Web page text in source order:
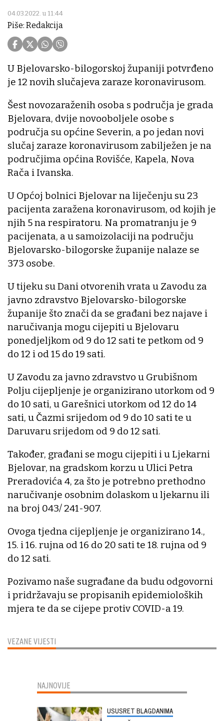
04.03.2022. u 11:44
Piše: Redakcija
VEZANE VIJESTI
U Bjelovarsko-bilogorskoj županiji potvrđeno
je 12 novih slučajeva zaraze koronavirusom.
Šest novozaraženih osoba s područja je grada
Bjelovara, dvije novooboljele osobe s
područja su općine Severin, a po jedan novi
slučaj zaraze koronavirusom zabilježen je na
područjima općina Rovišće, Kapela, Nova
Rača i Ivanska.
U Općoj bolnici Bjelovar na liječenju su 23
pacijenta zaražena koronavirusom, od kojih je
njih 5 na respiratoru. Na promatranju je 9
pacijenata, a u samoizolaciji na području
Bjelovarsko-bilogorske županije nalaze se
373 osobe.
U tijeku su Dani otvorenih vrata u Zavodu za
javno zdravstvo Bjelovarsko-bilogorske
županije što znači da se građani bez najave i
naručivanja mogu cijepiti u Bjelovaru
ponedjeljkom od 9 do 12 sati te petkom od 9
do 12 i od 15 do 19 sati.
U Zavodu za javno zdravstvo u Grubišnom
Polju cijepljenje je organizirano utorkom od 9
do 10 sati, u Garešnici utorkom od 12 do 14
sati, u Čazmi srijedom od 9 do 10 sati te u
Daruvaru srijedom od 9 do 12 sati.
Također, građani se mogu cijepiti i u Ljekarni
Bjelovar, na gradskom korzu u Ulici Petra
Preradovića 4, za što je potrebno prethodno
naručivanje osobnim dolaskom u ljekarnu ili
na broj 043/ 241-907.
Ovoga tjedna cijepljenje je organizirano 14.,
15. i 16. rujna od 16 do 20 sati te 18. rujna od 9
do 12 sati.
Pozivamo naše sugrađane da budu odgovorni
i pridržavaju se propisanih epidemioloških
mjera te da se cijepe protiv COVID-a 19.
NAJNOVIJE
USUSRET BLAGDANIMA